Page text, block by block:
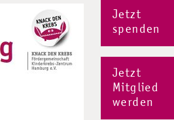
Jetzt
spenden
Jetzt
Mitglied
werden